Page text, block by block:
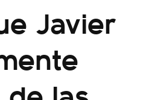
Javier